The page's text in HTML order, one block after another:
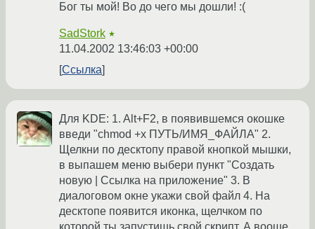
Бог ты мой! Во до чего мы дошли! :(
SadStork ★
11.04.2002 13:46:03 +00:00
Ссылка
Для KDE: 1. Alt+F2, в появившемся окошке
введи "chmod +x ПУТЬ/ИМЯ_ФАЙЛА" 2.
Щелкни по десктопу правой кнопкой мышки,
в выпашем меню выбери пункт "Создать
новую | Ссылка на приложение" 3. В
диалоговом окне укажи свой файл 4. На
десктопе появится иконка, щелчком по